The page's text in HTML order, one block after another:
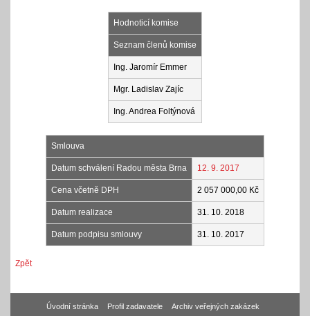
Hodnoticí komise
Seznam členů komise
Ing. Jaromír Emmer
Mgr. Ladislav Zajíc
Ing. Andrea Foltýnová
Smlouva
Datum schválení Radou města Brna 12. 9. 2017
Cena včetně DPH 2 057 000,00 Kč
Datum realizace 31. 10. 2018
Datum podpisu smlouvy 31. 10. 2017
Zpět
Úvodní stránka Profil zadavatele Archiv veřejných zakázek